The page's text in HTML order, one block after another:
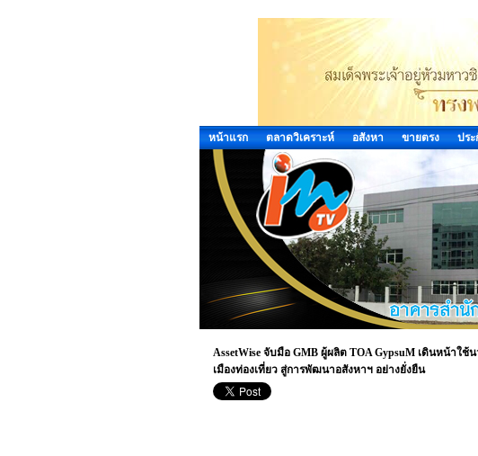
หน้าแรก ตลาดวิเคราะห์ อสังหา ขายตรง ปร
AssetWise จับมือ GMB ผู้ผลิต TOA GypsuM เดินหน้าใ
เมืองท่องเที่ยว สู่การพัฒนาอสังหาฯ อย่างยั่งยืน